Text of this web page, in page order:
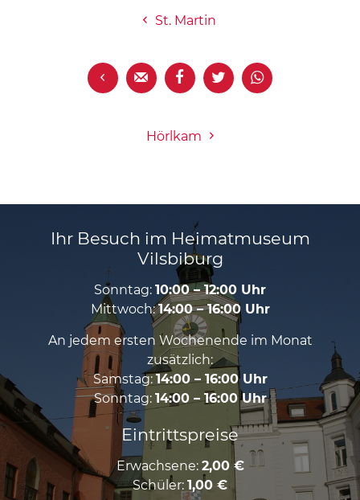
St. Martin
    
Hörlkam
Ihr Besuch im Heimatmuseum
Vilsbiburg
Sonntag: 10:00 – 12:00 Uhr
Mittwoch:14:00 – 16:00 Uhr
An jedem ersten Wochenende im Monat
zusätzlich:
Samstag: 14:00 – 16:00 Uhr
Sonntag: 14:00 – 16:00 Uhr
Eintrittspreise
Erwachsene: 2,00 €
Schüler: 1,00 €